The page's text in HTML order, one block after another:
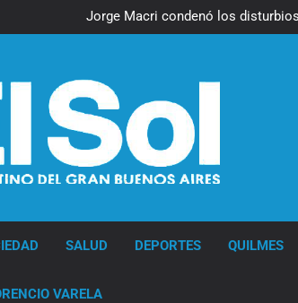
en Wall Street y el riesgo
Jorge Macri condenó los
Día Internacional de la
en Wall Street y el riesgo
Jorge Macri condenó los
Día Internacional de la
El frío polar se instala en Buenos
SALUD DEPORTES QUILMES
VARELA